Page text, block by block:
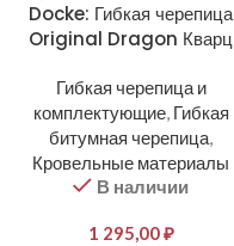
Docke: Гибкая черепица
Original Dragon Кварц
Гибкая черепица и
комплектующие, Гибкая
битумная черепица,
Кровельные материалы
В наличии
1 295,00₽